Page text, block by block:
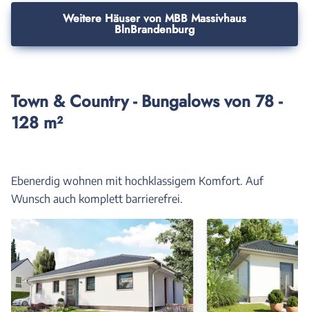
Weitere Häuser von MBB Massivhaus
BlnBrandenburg
Town & Country - Bungalows von 78 -
128 m²
Ebenerdig wohnen mit hochklassigem Komfort. Auf
Wunsch auch komplett barrierefrei.